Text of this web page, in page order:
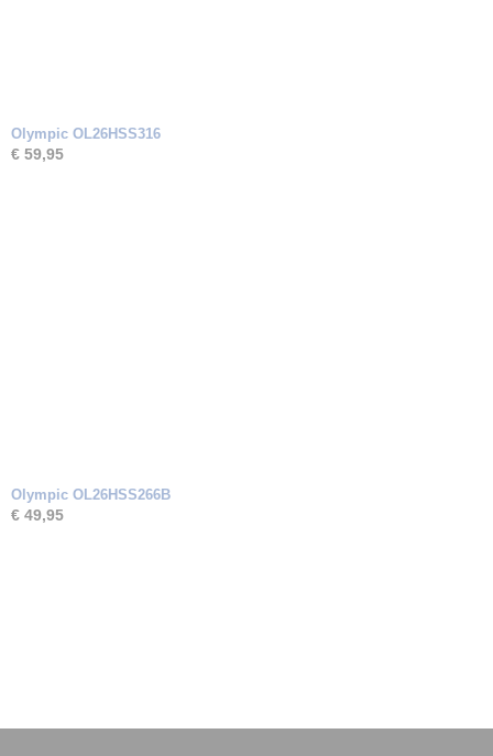
Olympic OL26HSS316
€ 59,95
Olympic OL26HSS266B
€ 49,95